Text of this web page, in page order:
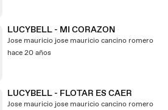
LUCYBELL - MI CORAZON
Jose mauricio jose mauricio cancino romero
hace 20 años
LUCYBELL - FLOTAR ES CAER
Jose mauricio jose mauricio cancino romero